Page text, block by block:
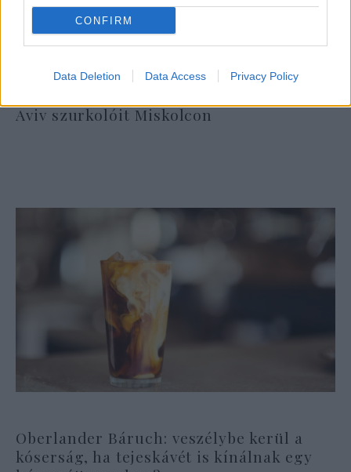
CONFIRM
Data Deletion Data Access Privacy Policy
Aviv szurkolóit Miskolcon
Oberlander Báruch: veszélybe kerül a
kóserság, ha tejeskávét is kínálnak egy